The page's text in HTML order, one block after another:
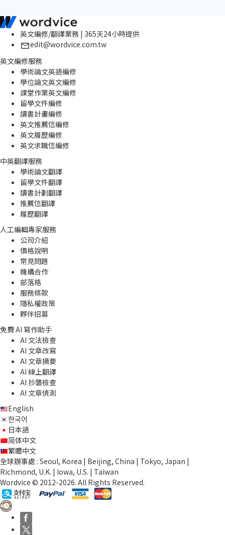
英文編修/翻譯業務 | 365天24小時提供
edit@wordvice.com.tw
英文編修服務
學術論文英語編修
學位論文英文編修
課堂作業英文編修
留學文件編修
讀書計畫編修
英文推薦信編修
英文履歷編修
英文求職信編修
中英翻譯服務
學術論文翻譯
留學文件翻譯
讀書計劃翻譯
推薦信翻譯
履歷翻譯
人工編輯專家服務
公司介紹
價格說明
常見問題
機構合作
部落格
服務條款
隱私權政策
夥伴招募
免費 AI 寫作助手
AI 文法檢查
AI 文章改寫
AI 文章摘要
AI 線上翻譯
AI 抄襲檢查
AI 文章偵測
English
한국어
日本語
简体中文
繁體中文
全球辦事處 : Seoul, Korea | Beijing, China | Tokyo, Japan |
Richmond, U.K. | Iowa, U.S. | Taiwan
Wordvice © 2012-2026. All Rights Reserved.